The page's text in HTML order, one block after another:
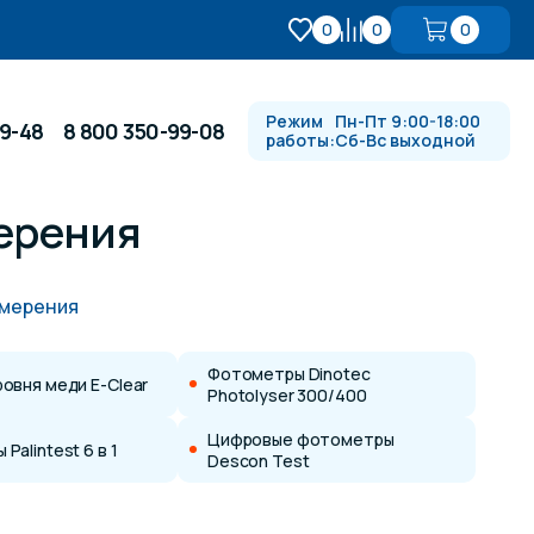
0 0 0
Водопады, водяные пушки и
душевые стойки
48 8 800 350-99-08
Режим
работы:
Пн-Пт 9:00-18:00
Сб-Вс выходной
меди E-Clear
Фотометры Dinotec
Photolyser 300/400
6 в 1
Цифровые фотометры
Descon Test